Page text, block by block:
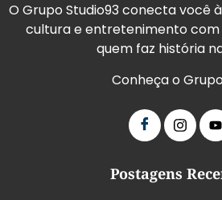
O Grupo Studio93 conecta você
cultura e entretenimento com
quem faz história
Conheça o
Postagens